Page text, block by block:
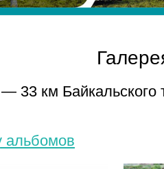
33 км Байкальского
альбомов